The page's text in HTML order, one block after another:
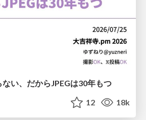
ない、だからJPEGは30年もつ
12 18k